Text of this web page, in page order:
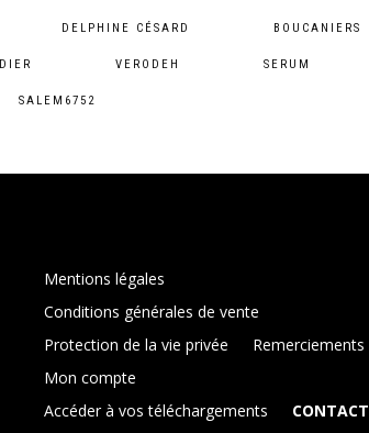
DELPHINE CÉSARD BOUCANIERS
VERODEH SERUM
SALEM6752
Mentions légales
Conditions générales de vente
Protection de la vie privée
Remerciements
Mon compte
Accéder à vos téléchargements
CONTACT